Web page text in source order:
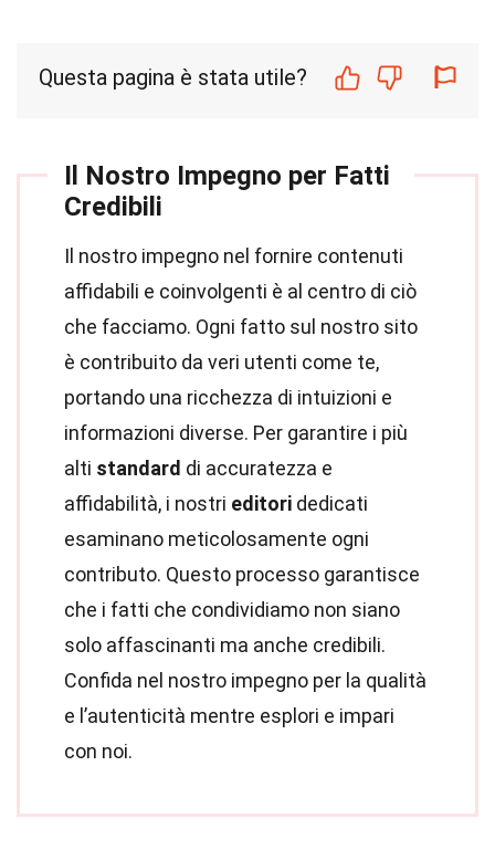
Questa pagina è stata utile?
Il Nostro Impegno per Fatti
Credibili
Il nostro impegno nel fornire contenuti
affidabili e coinvolgenti è al centro di ciò
che facciamo. Ogni fatto sul nostro sito
è contribuito da veri utenti come te,
portando una ricchezza di intuizioni e
informazioni diverse. Per garantire i più
alti standard di accuratezza e
affidabilità, i nostri editori dedicati
esaminano meticolosamente ogni
contributo. Questo processo garantisce
che i fatti che condividiamo non siano
solo affascinanti ma anche credibili.
Confida nel nostro impegno per la qualità
e l’autenticità mentre esplori e impari
con noi.